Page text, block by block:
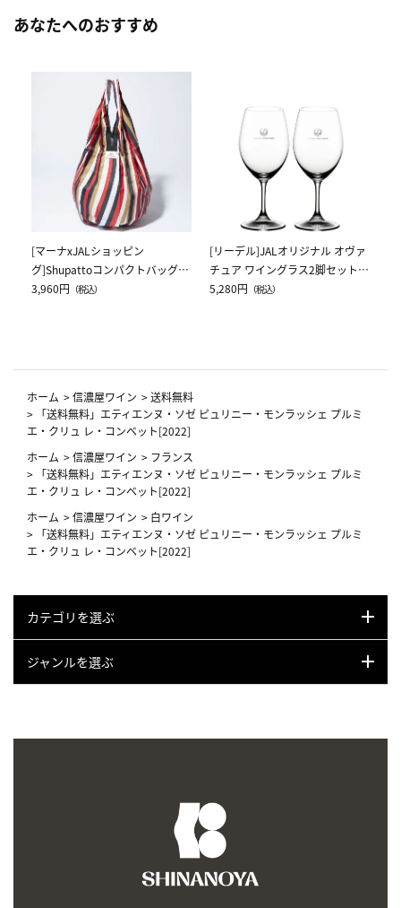
あなたへのおすすめ
[マーナxJALショッピン
グ]Shupattoコンパクトバッグ
Drop JAL客室乗務員（LC）スカ
3,960円 （税込）
[リーデル]JALオリジナル オヴァ
チュア ワイングラス2脚セット
（レッドワイン）
5,280円 （税込）
ホーム >信濃屋ワイン >送料無料
> 「送料無料」エティエンヌ・ソゼ ピュリニー・モンラッシェ プルミ
エ・クリュ レ・コンベット[2022]
ホーム >信濃屋ワイン > フランス
> 「送料無料」エティエンヌ・ソゼ ピュリニー・モンラッシェ プルミ
エ・クリュ レ・コンベット[2022]
ホーム >信濃屋ワイン > 白ワイン
> 「送料無料」エティエンヌ・ソゼ ピュリニー・モンラッシェ プルミ
エ・クリュ レ・コンベット[2022]
カテゴリを選ぶ
ジャンルを選ぶ